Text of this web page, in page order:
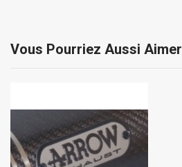
Vous Pourriez Aussi Aimer